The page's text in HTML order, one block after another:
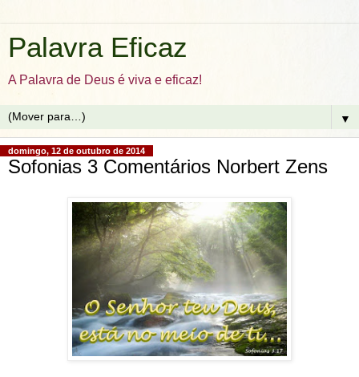
Palavra Eficaz
A Palavra de Deus é viva e eficaz!
▼
domingo, 12 de outubro de 2014
Sofonias 3 Comentários Norbert Zens